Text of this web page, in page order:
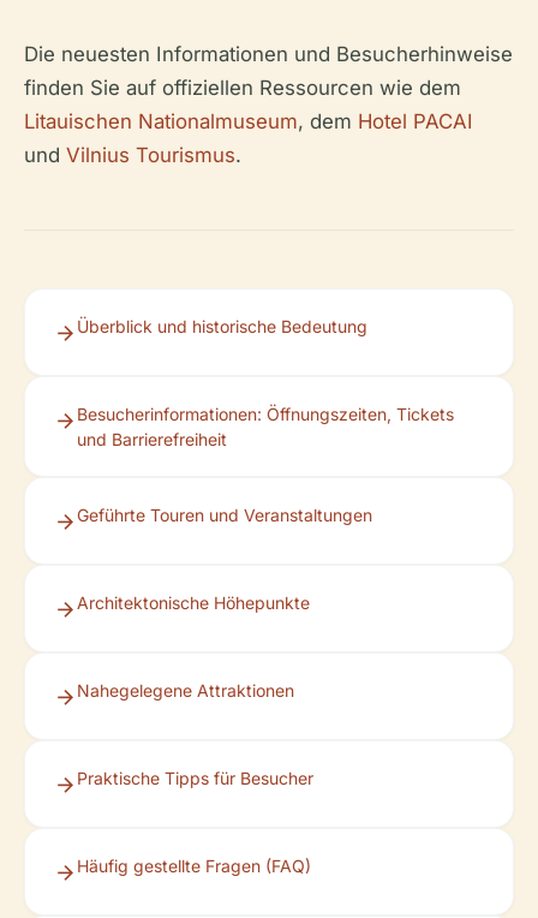
Die neuesten Informationen und Besucherhinweise
finden Sie auf offiziellen Ressourcen wie dem
Litauischen Nationalmuseum, dem Hotel PACAI
und Vilnius Tourismus.
Überblick und historische Bedeutung
Besucherinformationen: Öffnungszeiten, Tickets
und Barrierefreiheit
Geführte Touren und Veranstaltungen
Architektonische Höhepunkte
Nahegelegene Attraktionen
Praktische Tipps für Besucher
Häufig gestellte Fragen (FAQ)